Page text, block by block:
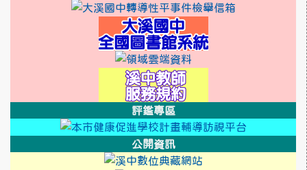
link to http://
link to
link to
link to https://
link to https://
link to https://
評鑑專區
link to
link to
公開資訊
link to https://